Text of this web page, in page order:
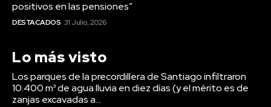
positivos en las pensiones”
DESTACADOS 31 Julio, 2026
Lo más visto
Los parques de la precordillera de Santiago infiltraron
10.400 m³ de agua lluvia en diez días (y el mérito es de
zanjas excavadas a...